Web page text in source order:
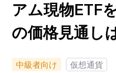
アム現物ETF
の価格見通し
中級者向け
仮想通貨